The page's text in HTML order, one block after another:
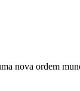
nova ordem